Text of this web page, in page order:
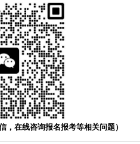
，在线咨询报名报考等相关问题）